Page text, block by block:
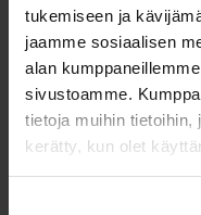
tukemiseen ja
jaamme sosiaalisen
alan
sivustoamme.
tietoja muihin tietoihin,
kerätty, kun olet
on imeytynyt.
kypsennä noin 10
kypsentämistä vielä
Lisää mausteet ja
sekoita. Älä
purentakovaksi.